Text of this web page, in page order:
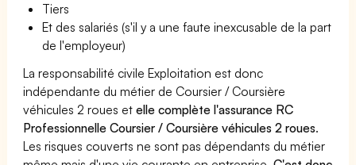
Tiers
Et des salariés (s'il y a une faute inexcusable de la part
de l'employeur)
La responsabilité civile Exploitation est donc
indépendante du métier de Coursier / Coursière
véhicules 2 roues etelle complète l'assurance RC
Professionnelle Coursier / Coursière véhicules 2 roues.
Les risques couverts ne sont pas dépendants du métier